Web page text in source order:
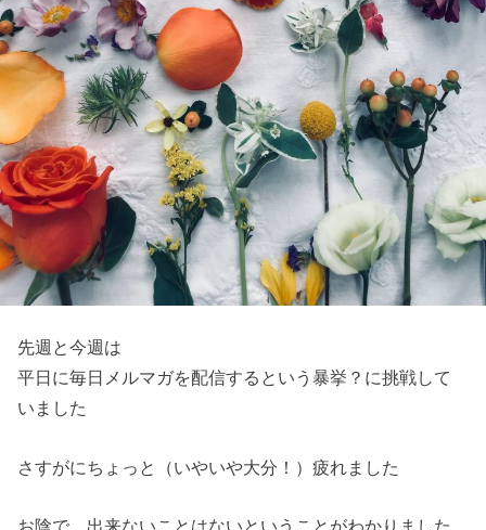
先週と今週は
平日に毎日メルマガを配信するという暴挙？に挑戦して
いました
さすがにちょっと（いやいや大分！）疲れました
お陰で、出来ないことはないということがわかりました